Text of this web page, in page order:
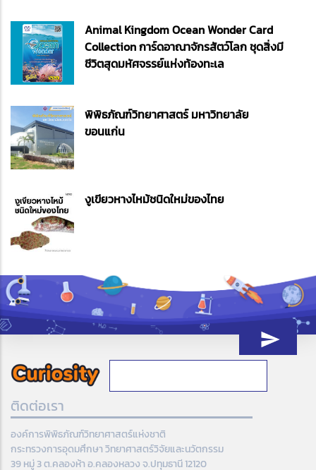
Animal Kingdom Ocean Wonder Card
Collection การ์ดอาณาจักรสัตว์โลก ชุดสิ่งมี
ชีวิตสุดมหัศจรรย์แห่งท้องทะเล
พิพิธภัณฑ์วิทยาศาสตร์ มหาวิทยาลัย
ขอนแก่น
งูเขียวหางไหม้ชนิดใหม่ของไทย
ติดต่อเรา
องค์การพิพิธภัณฑ์วิทยาศาสตร์แห่งชาติ
กระทรวงการอุดมศึกษา วิทยาศาสตร์วิจัยและนวัตกรรม
39 หมู่ 3 ต.คลองห้า อ.คลองหลวง จ.ปทุมธานี 12120